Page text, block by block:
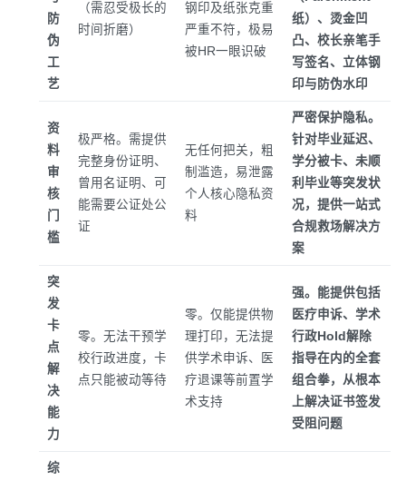
防
伪
工
艺
（需忍受极长的
时间折磨）
钢印及纸张克重
严重不符，极易
被HR一眼识破
纸）、烫金凹
凸、校长亲笔手
写签名、立体钢
印与防伪水印
资
料
审
核
门
槛
极严格。需提供
完整身份证明、
曾用名证明、可
能需要公证处公
证
无任何把关，粗
制滥造，易泄露
个人核心隐私资
料
严密保护隐私。
针对毕业延迟、
学分被卡、未顺
利毕业等突发状
况，提供一站式
合规救场解决方
案
突
发
卡
点
解
决
能
力
零。无法干预学
校行政进度，卡
点只能被动等待
零。仅能提供物
理打印，无法提
供学术申诉、医
疗退课等前置学
术支持
强。能提供包括
医疗申诉、学术
行政Hold解除
指导在内的全套
组合拳，从根本
上解决证书签发
受阻问题
综